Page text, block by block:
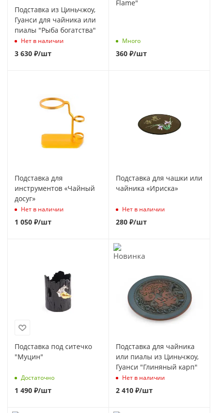
Подставка из Циньчжоу,
Гуанси для чайника или
пиалы "Рыба богатства"
Нет в наличии
3 630 ₽/шт
Flame"
Много
360 ₽/шт
Подставка для
инструментов «Чайный
досуг»
Нет в наличии
1 050 ₽/шт
Подставка для чашки или
чайника «Ириска»
Нет в наличии
280 ₽/шт
Подставка под ситечко
"Муцин"
Достаточно
1 490 ₽/шт
Подставка для чайника
или пиалы из Циньчжоу,
Гуанси "Глиняный карп"
Нет в наличии
2 410 ₽/шт